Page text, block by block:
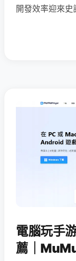
開發效率迎來史
電腦玩手
薦｜